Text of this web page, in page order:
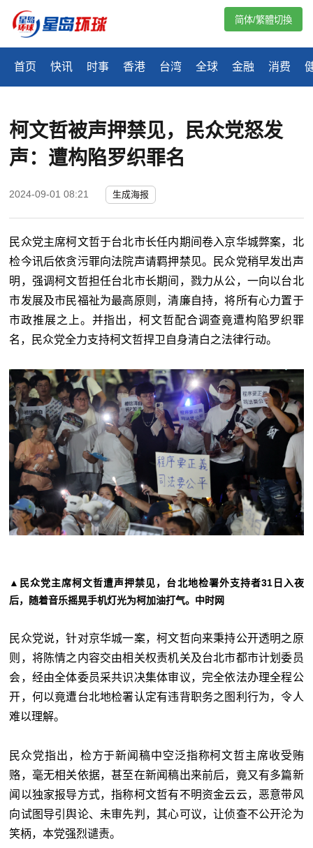
首页 快讯 时事 香港 台湾 全球 金融 消费
简体/繁體切換
柯文哲被声押禁见，民众党怒发
声：遭构陷罗织罪名
2024-09-01 08:21 生成海报
民众党主席柯文哲于台北市长任内期间卷入京华城弊案，北
检今讯后依贪污罪向法院声请羁押禁见。民众党稍早发出声
明，强调柯文哲担任台北市长期间，戮力从公，一向以台北
市发展及市民福祉为最高原则，清廉自持，将所有心力置于
市政推展之上。并指出，柯文哲配合调查竟遭构陷罗织罪
名，民众党全力支持柯文哲捍卫自身清白之法律行动。
▲民众党主席柯文哲遭声押禁见，台北地检署外支持者31日入夜
后，随着音乐摇晃手机灯光为柯加油打气。中时网
民众党说，针对京华城一案，柯文哲向来秉持公开透明之原
则，将陈情之内容交由相关权责机关及台北市都市计划委员
会，经由全体委员采共识决集体审议，完全依法办理全程公
开，何以竟遭台北地检署认定有违背职务之图利行为，令人
难以理解。
民众党指出，检方于新闻稿中空泛指称柯文哲主席收受贿
赂，毫无相关依据，甚至在新闻稿出来前后，竟又有多篇新
闻以独家报导方式，指称柯文哲有不明资金云云，恶意带风
向试图导引舆论、未审先判，其心可议，让侦查不公开沦为
笑柄，本党强烈谴责。